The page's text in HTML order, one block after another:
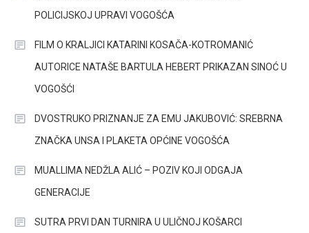
POLICIJSKOJ UPRAVI VOGOŠĆA
FILM O KRALJICI KATARINI KOSAČA-KOTROMANIĆ
AUTORICE NATAŠE BARTULA HEBERT PRIKAZAN SINOĆ U
VOGOŠĆI
DVOSTRUKO PRIZNANJE ZA EMU JAKUBOVIĆ: SREBRNA
ZNAČKA UNSA I PLAKETA OPĆINE VOGOŠĆA
MUALLIMA NEDŽLA ALIĆ – POZIV KOJI ODGAJA
GENERACIJE
SUTRA PRVI DAN TURNIRA U ULIČNOJ KOŠARCI